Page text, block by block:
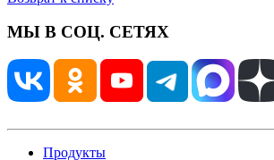
МЫ В СОЦ. СЕТЯХ
Продукты